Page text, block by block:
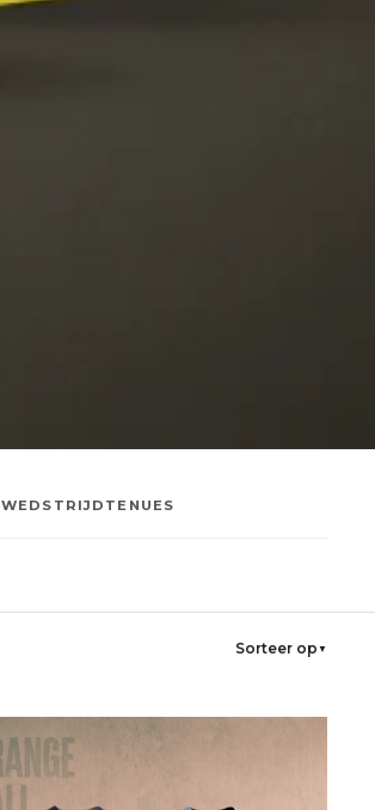
WEDSTRIJDTENUES
Sorteer op ▼